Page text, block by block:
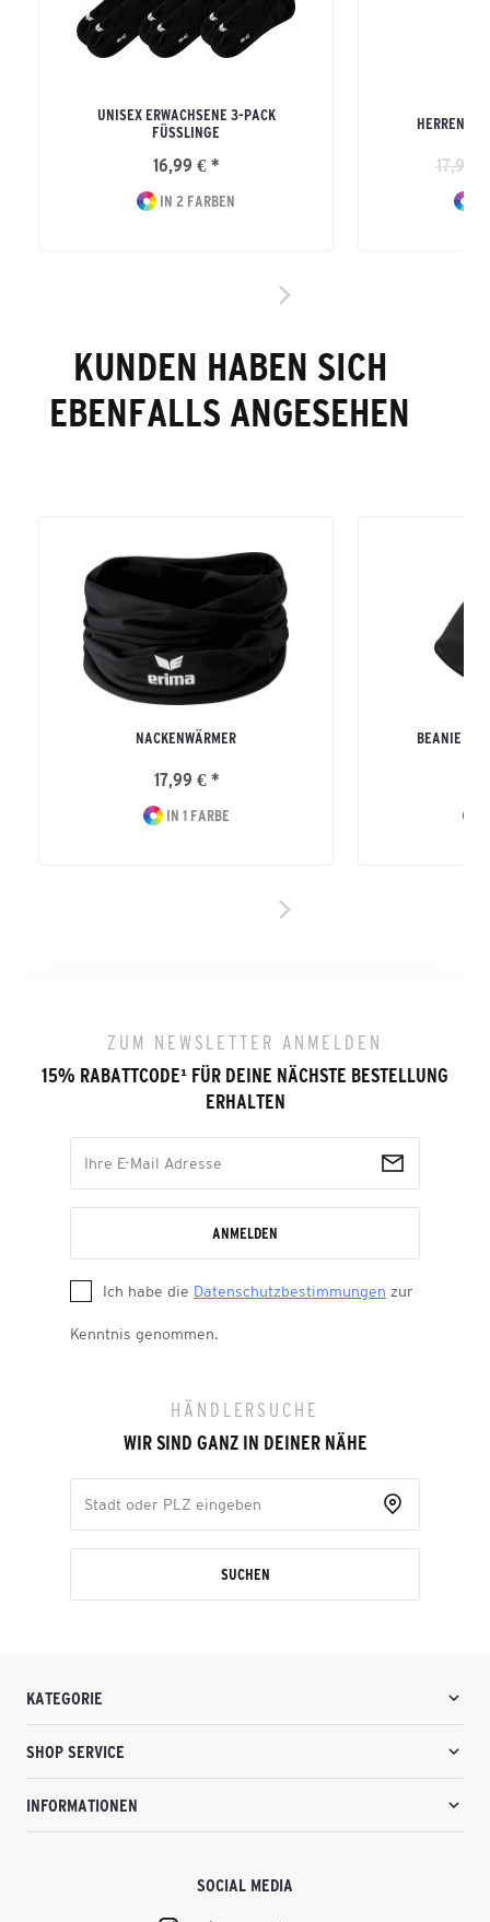
UNISEX ERWACHSENE 3-PACK
FÜSSLINGE
16,99 € *
IN 2 FARBEN
HERREN
17,99
KUNDEN HABEN SICH
EBENFALLS ANGESEHEN
NACKENWÄRMER
17,99 € *
IN 1 FARBE
BEANIE
ZUM NEWSLETTER ANMELDEN
15% RABATTCODE¹ FÜR DEINE NÄCHSTE BESTELLUNG
ERHALTEN
ANMELDEN
Ich habe die Datenschutzbestimmungen zur
Kenntnis genommen.
HÄNDLERSUCHE
WIR SIND GANZ IN DEINER NÄHE
SUCHEN
KATEGORIE
SHOP SERVICE
INFORMATIONEN
SOCIAL MEDIA